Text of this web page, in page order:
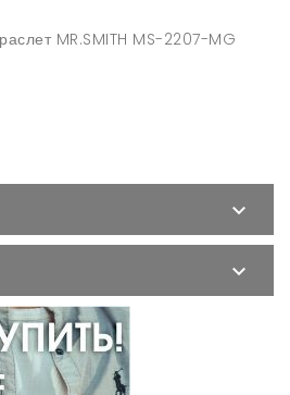
MR.SMITH MS-2207-MG

